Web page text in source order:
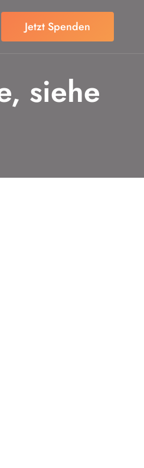
Jetzt Spenden
siehe